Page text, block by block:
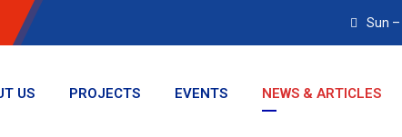
Sun
US PROJECTS EVENTS NEWS & ARTICLES